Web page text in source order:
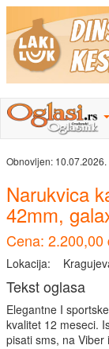
Obnovljen:
Narukvica
42mm,
Cena: 2.200,00
Lokacija:
Tekst oglasa
Elegantne I
kvalitet 12 meseci.
pisati sms, na Viber